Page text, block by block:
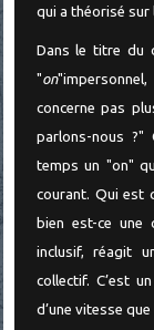
qui a théorisé
Dans le titre du
"on
concerne pas
parlons-nous ?"
temps un "on"
courant. Qui est
bien est-ce une
inclusif, réagit
collectif. C’est
d’une vitesse